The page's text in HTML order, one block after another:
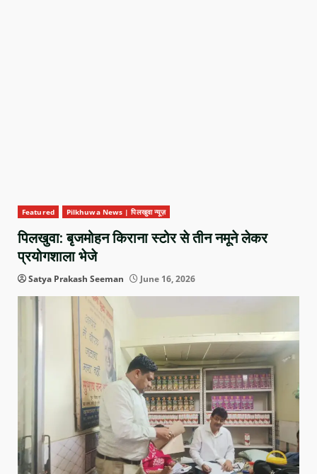
Featured Pilkhuwa News | पिलखुवा न्यूज़
पिलखुवा: बृजमोहन किराना स्टोर से तीन नमूने लेकर
प्रयोगशाला भेजे
Satya Prakash Seeman June 16, 2026